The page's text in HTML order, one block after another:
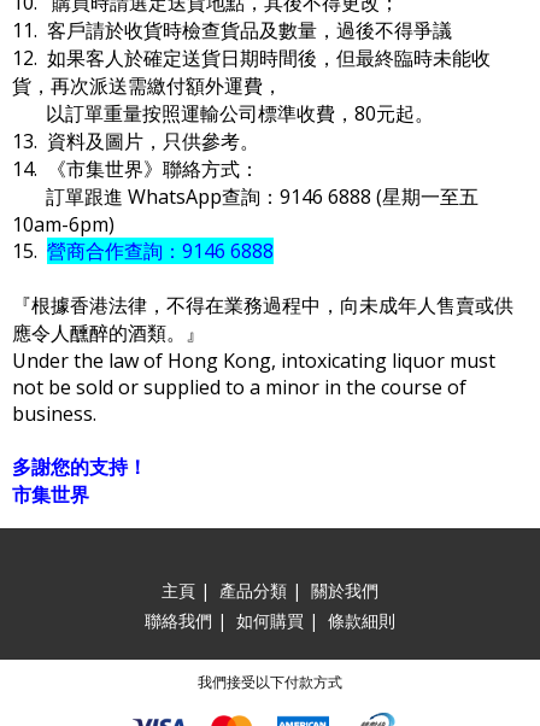
11. 客戶請於收貨時檢查貨品及數量，過後不得爭議
12. 如果客人於確定送貨日期時間後，但最終臨時未能收
貨，再次派送需繳付額外運費，
以訂單重量按照運輸公司標準收費，80元起。
13. 資料及圖片，只供參考。
14. 《市集世界》聯絡方式：
訂單跟進 WhatsApp查詢：9146 6888 (星期一至五
10am-6pm)
15. 營商合作查詢：9146 6888
『根據香港法律，不得在業務過程中，向未成年人售賣或供
應令人醺醉的酒類。』
Under the law of Hong Kong, intoxicating liquor must
not be sold or supplied to a minor in the course of
business.
多謝您的支持！
市集世界
主頁 | 產品分類 | 關於我們
聯絡我們 | 如何購買 | 條款細則
我們接受以下付款方式